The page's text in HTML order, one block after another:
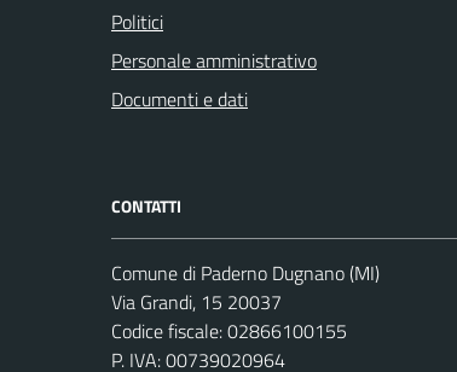
Politici
Personale amministrativo
Documenti e dati
CONTATTI
Comune di Paderno Dugnano (MI)
Via Grandi, 15 20037
Codice fiscale: 02866100155
P. IVA: 00739020964